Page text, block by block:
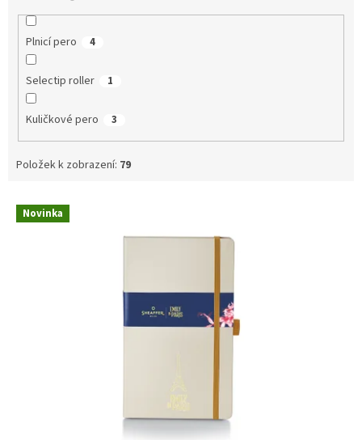
Plnicí pero 4
Selectip roller 1
Kuličkové pero 3
Položek k zobrazení: 79
V Novinka